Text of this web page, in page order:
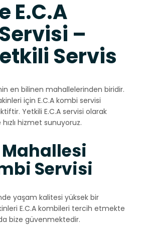
E.C.A
–
Servis
en bilinen mahallelerinden biridir.
için E.C.A kombi servisi
Yetkili E.C.A servisi olarak
hizmet sunuyoruz.
Servisi
yaşam kalitesi yüksek bir
E.C.A kombileri tercih etmekte
bize güvenmektedir.